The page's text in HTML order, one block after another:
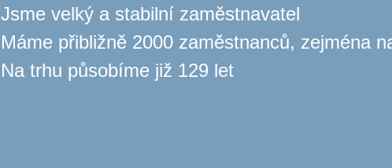
Jsme velký a stabilní zaměstnavatel
Máme přibližně 2000 zaměstnanců, zejména
Na trhu působíme již 129 let